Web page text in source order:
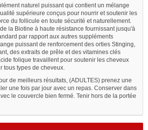
naturel puissant qui contient un mélange
supérieure conçus pour nourrir et soutenir les
du follicule en toute sécurité et naturellement.
la Biotine à haute résistance fournissant jusqu'à
par rapport aux autres suppléments
puissant de renforcement des orties Stinging,
des extraits de prêle et des vitamines clés
folique travaillent pour soutenir les cheveux
tous types de cheveux.
de meilleurs résultats, (ADULTES) prenez une
une fois par jour avec un repas. Conserver dans
le couvercle bien fermé. Tenir hors de la portée